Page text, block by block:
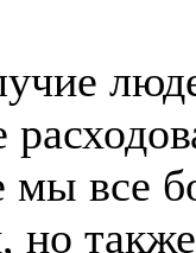
все
но